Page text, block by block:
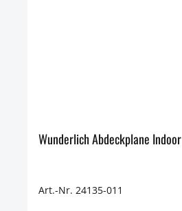
Wunderlich Abdeckplane Indoor
Art.-Nr. 24135-011